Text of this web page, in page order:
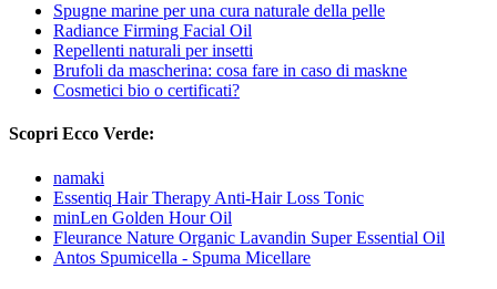
Spugne marine per una cura naturale della pelle
Radiance Firming Facial Oil
Repellenti naturali per insetti
Brufoli da mascherina: cosa fare in caso di maskne
Cosmetici bio o certificati?
Scopri Ecco Verde:
namaki
Essentiq Hair Therapy Anti-Hair Loss Tonic
minLen Golden Hour Oil
Fleurance Nature Organic Lavandin Super Essential Oil
Antos Spumicella - Spuma Micellare